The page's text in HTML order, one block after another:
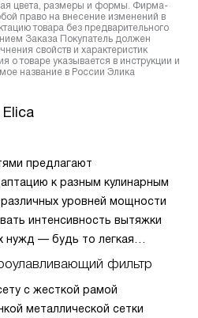
цвета, размеры и формы. Фирма-
право на внесение изменений в
товара без предварительного
Заказа Покупатель должен
свойств и характеристик
товаре указывается в инструкции и
название в России Элика
предлагают
к разным кулинарным
уровней мощности
интенсивность вытяжки
нужд — будь то легкая
приготовлении или мощное
интенсивной жарке. Это
решением для любых
воздух на кухне свежим
фильтр
с жесткой рамой
металлической сетки